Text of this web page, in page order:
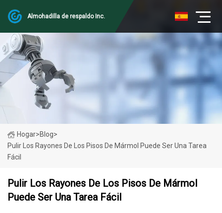
Almohadilla de respaldo Inc.
Hogar>Blog>
Pulir Los Rayones De Los Pisos De Mármol Puede Ser Una Tarea
Fácil
Pulir Los Rayones De Los Pisos De Mármol
Puede Ser Una Tarea Fácil